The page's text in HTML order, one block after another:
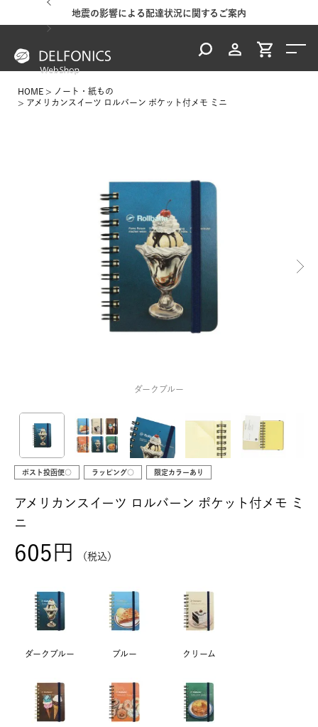
地震の影響による配達状況に関するご案内
HOME
ノート・紙もの
アメリカンスイーツ ロルバーン ポケット付メモ ミニ
ダークブルー
ポスト投函便○ ラッピング○ 限定カラーあり
アメリカンスイーツ ロルバーン ポケット付メモ ミ
ニ
605 税込
ダークブルー ブルー クリーム